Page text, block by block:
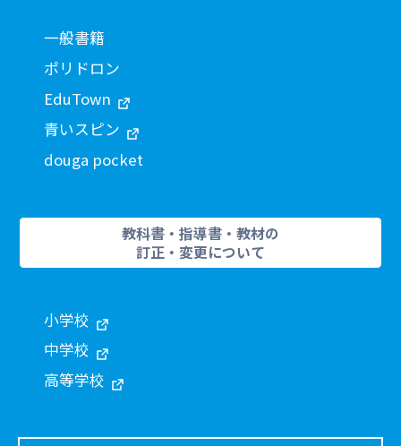
一般書籍
ポリドロン
EduTown
青いスピン
douga pocket
教科書・指導書・教材の
訂正・変更について
小学校
中学校
高等学校